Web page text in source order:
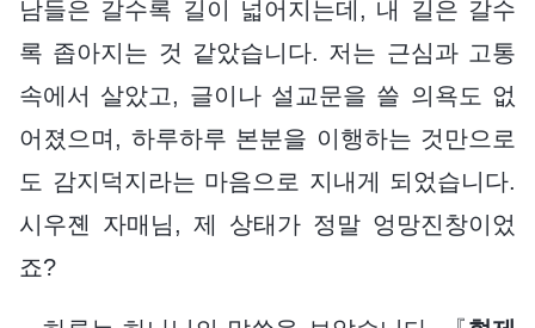
남들은 갈수록 길이 넓어지는데, 내 길은 갈수
록 좁아지는 것 같았습니다. 저는 근심과 고통
속에서 살았고, 글이나 설교문을 쓸 의욕도 없
어졌으며, 하루하루 본분을 이행하는 것만으로
도 감지덕지라는 마음으로 지내게 되었습니다.
시우졘 자매님, 제 상태가 정말 엉망진창이었
죠?